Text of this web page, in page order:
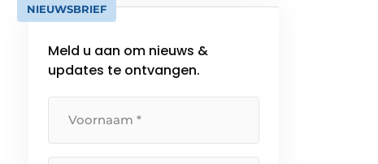
NIEUWSBRIEF
Meld u aan om nieuws &
updates te ontvangen.